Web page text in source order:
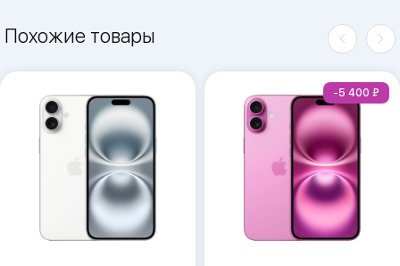
Похожие товары
-5 400